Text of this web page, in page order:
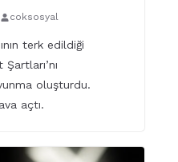
coksosyal
terk edildiği
oluşturdu.
açtı.